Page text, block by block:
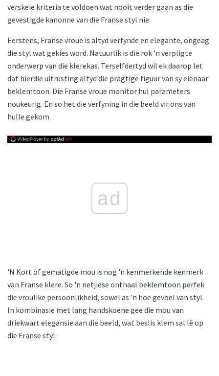
verskeie kriteria te voldoen wat nooit verder gaan as die
gevestigde kanonne van die Franse styl nie.
Eerstens, Franse vroue is altyd verfynde en elegante, ongeag
die styl wat gekies word. Natuurlik is die rok 'n verpligte
onderwerp van die klerekas. Terselfdertyd wil ek daarop let
dat hierdie uitrusting altyd die pragtige figuur van sy eienaar
beklemtoon. Die Franse vroue monitor hul parameters
noukeurig. En so het die verfyning in die beeld vir ons van
hulle gekom.
ad
'N Kort of gematigde mou is nog 'n kenmerkende kenmerk
van Franse klere. So 'n netjiese onthaal beklemtoon perfek
die vroulike persoonlikheid, sowel as 'n hoë gevoel van styl.
In kombinasie met lang handskoene gee die mou van
driekwart elegansie aan die beeld, wat beslis klem sal lê op
die Franse styl.